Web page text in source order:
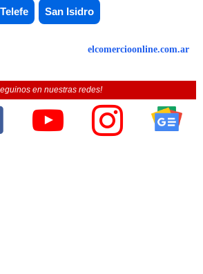
Telefe San Isidro
elcomercioonline.com.ar
en nuestras redes!